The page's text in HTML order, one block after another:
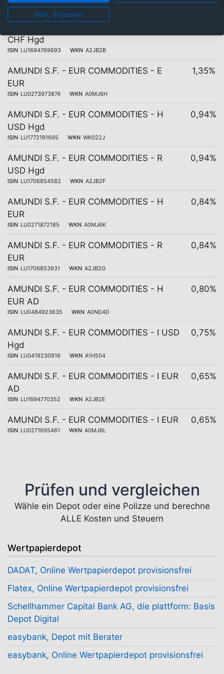
ISIN LU1694769859 WKN A2JB2C
CHF Hgd
ISIN LU1694769693 WKN A2JB2B
AMUNDI S.F. - EUR COMMODITIES - E
EUR
ISIN LU0273973874 WKN A0MJ6H
1,35%
AMUNDI S.F. - EUR COMMODITIES - H
USD Hgd
ISIN LU1772191695 WKN WK022J
0,94%
AMUNDI S.F. - EUR COMMODITIES - R
USD Hgd
ISIN LU1706854582 WKN A2JB2F
0,94%
AMUNDI S.F. - EUR COMMODITIES - H
EUR
ISIN LU0271872185 WKN A0MJ6K
0,84%
AMUNDI S.F. - EUR COMMODITIES - R
EUR
ISIN LU1706853931 WKN A2JB2G
0,84%
AMUNDI S.F. - EUR COMMODITIES - H
EUR AD
ISIN LU0484923635 WKN A0ND4D
0,80%
AMUNDI S.F. - EUR COMMODITIES - I USD
Hgd
ISIN LU0419230916 WKN A1H504
0,75%
AMUNDI S.F. - EUR COMMODITIES - I EUR
AD
ISIN LU1694770352 WKN A2JB2E
0,65%
AMUNDI S.F. - EUR COMMODITIES - I EUR
ISIN LU0271695461 WKN A0MJ6L
0,65%
Prüfen und vergleichen
Wähle ein Depot oder eine Polizze und berechne
ALLE Kosten und Steuern
Wertpapierdepot
DADAT, Online Wertpapierdepot provisionsfrei
Flatex, Online Wertpapierdepot provisionsfrei
Schellhammer Capital Bank AG, die plattform: Basis
Depot Digital
easybank, Depot mit Berater
easybank, Online Wertpapierdepot provisionsfrei
Nein, anpassen